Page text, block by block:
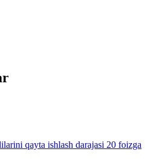
qayta ishlash darajasi 20 foizga